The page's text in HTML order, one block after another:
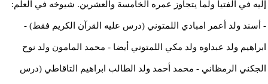
إليه في الفتيا ولما يتجاوز عمره الخامسة والعشرين. شيوخه في العلم:
- أسند ولد أعمر امبادي اللمتوني (درس عليه القرآن الكريم فقط) -
ابراهيم ولد عبداوه ولد مكي اللمتوني أيضا - محمد المامون ولد نوح
الجكني الرمظاني - محمد أحمد ولد الطالب ابراهيم التاقاطي (درس